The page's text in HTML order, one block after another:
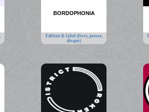
BORDOPHONIA
Edition & label (livre, presse,
disque)